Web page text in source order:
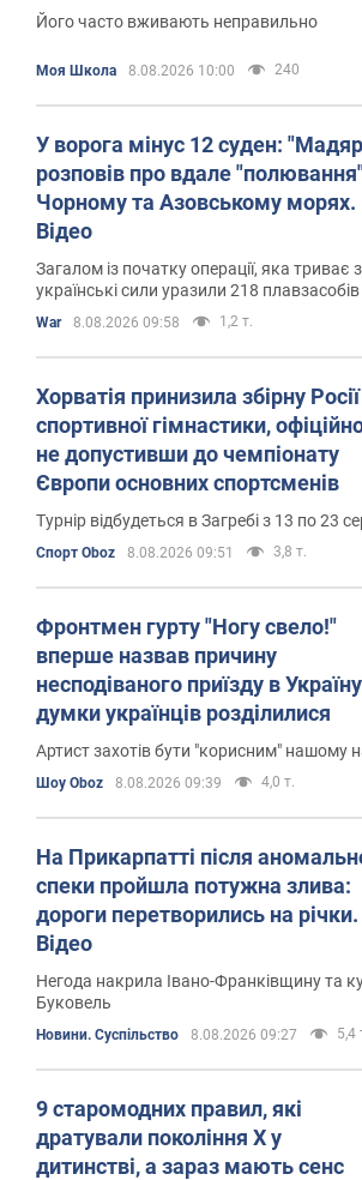
Його часто вживають неправильно
Моя Школа 8.08.2026 10:00 240
У ворога мінус 12 суден:
розповів про вдале
Чорному та Азовському морях.
Відео
Загалом із початку операції, яка триває
українські сили уразили 218
War 8.08.2026 09:58 1,2 т.
Хорватія принизила збірну Росії
спортивної гімнастики,
не допустивши до чемпіонату
Європи основних спортсменів
Турнір відбудеться в Загребі з 13 по 23
Спорт Oboz 8.08.2026 09:51 3,8 т.
Фронтмен гурту "Ногу свело!"
вперше назвав причину
несподіваного приїзду в
думки українців розділилися
Артист захотів бути "корисним" нашому
Шоу Oboz 8.08.2026 09:39 4,0 т.
На Прикарпатті після
спеки пройшла потужна злива:
дороги перетворились на річки.
Відео
Негода накрила Івано-Франківщину та
Буковель
Новини. Суспільство 8.08.2026 09:27 5,4
9 старомодних правил, які
дратували покоління X у
дитинстві, а зараз мають сенс